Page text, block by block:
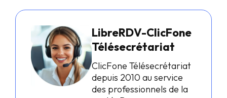
LibreRDV-ClicFone
Télésecrétariat
ClicFone Télésecrétariat
depuis 2010 au service
des professionnels de la